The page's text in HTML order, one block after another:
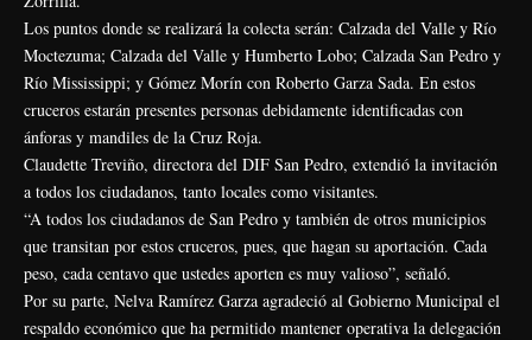
Los puntos donde se realizará la colecta serán: Calzada del Valle y Río
Moctezuma; Calzada del Valle y Humberto Lobo; Calzada San Pedro y
Río Mississippi; y Gómez Morín con Roberto Garza Sada. En estos
cruceros estarán presentes personas debidamente identificadas con
ánforas y mandiles de la Cruz Roja.
Claudette Treviño, directora del DIF San Pedro, extendió la invitación
a todos los ciudadanos, tanto locales como visitantes.
“A todos los ciudadanos de San Pedro y también de otros municipios
que transitan por estos cruceros, pues, que hagan su aportación. Cada
peso, cada centavo que ustedes aporten es muy valioso”, señaló.
Por su parte, Nelva Ramírez Garza agradeció al Gobierno Municipal el
respaldo económico que ha permitido mantener operativa la delegación